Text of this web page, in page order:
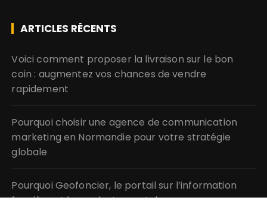
ARTICLES RÉCENTS
Voici comment proposer la livraison sur le bon
coin : augmentez vos chances de vendre
rapidement
Pourquoi choisir une agence de communication
marketing en Normandie pour votre stratégie
globale
Pourquoi Geofoncier, le portail sur l’information
foncière et les cadastres est devenu